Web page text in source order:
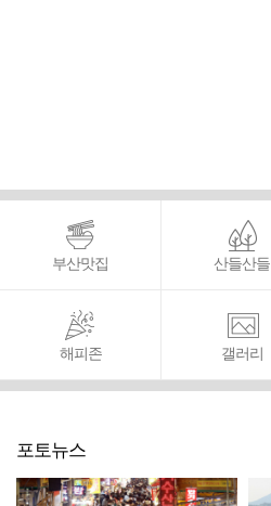
부산맛집 산들산들
해피존 갤러리
포토뉴스